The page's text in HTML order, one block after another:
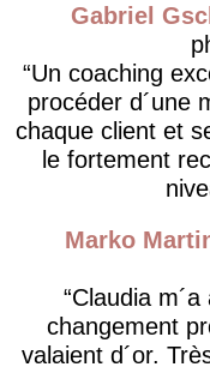
Gabriel
Un coaching
procéder d´une
chaque client et
le fortement
Marko
Claudia
changement
valaient d´or.